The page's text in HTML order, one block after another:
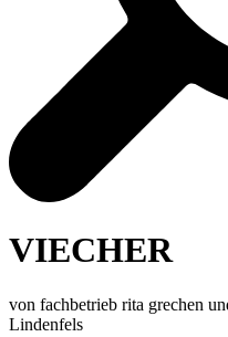
VIECHER
von fachbetrieb rita grechen
Lindenfels